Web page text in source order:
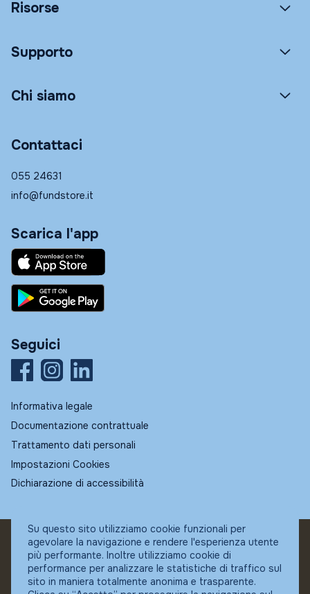
Risorse
Supporto
Chi siamo
Contattaci
055 24631
info@fundstore.it
Scarica l'app
Seguici
Informativa legale
Documentazione contrattuale
Trattamento dati personali
Impostazioni Cookies
Dichiarazione di accessibilità
© Fundstore
Collocatore autorizzato:
Banca Ifigest SpA
P.Iva: 04337180485
Su questo sito utilizziamo cookie funzionali per
agevolare la navigazione e rendere l'esperienza utente
più performante. Inoltre utilizziamo cookie di
performance per analizzare le statistiche di traffico sul
sito in maniera totalmente anonima e trasparente.